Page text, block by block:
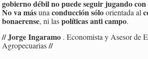
gobierno débil no puede seguir jugando con
No va másunaconducción sóloorientada al
bonaerense, ni laspolíticas anti campo.
// Jorge Ingaramo . Economista y Asesor de
Agropecuarias//